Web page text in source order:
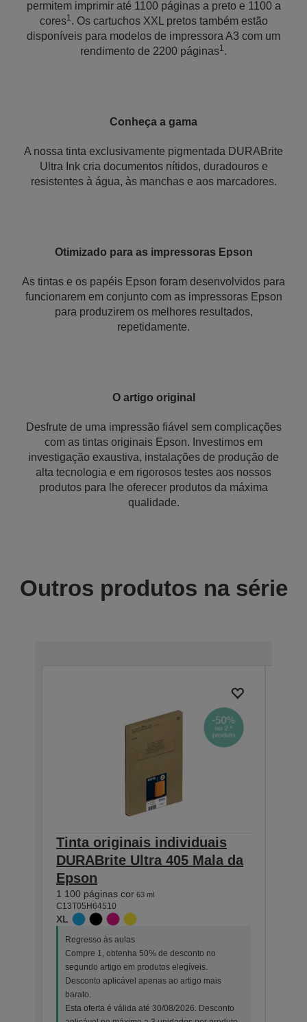
permitem imprimir até 1100 páginas a preto e 1100 a
cores1. Os cartuchos XXL pretos também estão
disponíveis para modelos de impressora A3 com um
rendimento de 2200 páginas1.
Conheça a gama
A nossa tinta exclusivamente pigmentada DURABrite
Ultra Ink cria documentos nítidos, duradouros e
resistentes à água, às manchas e aos marcadores.
Otimizado para as impressoras Epson
As tintas e os papéis Epson foram desenvolvidos para
funcionarem em conjunto com as impressoras Epson
para produzirem os melhores resultados,
repetidamente.
O artigo original
Desfrute de uma impressão fiável sem complicações
com as tintas originais Epson. Investimos em
investigação exaustiva, instalações de produção de
alta tecnologia e em rigorosos testes aos nossos
produtos para lhe oferecer produtos da máxima
qualidade.
Outros produtos na série
Tinta originais individuais
DURABrite Ultra 405 Mala da
Epson
1 100 páginas cor 63 ml
C13T05H64510
XL
Regresso às aulas
Compre 1, obtenha 50% de desconto no
segundo artigo em produtos elegíveis.
Desconto aplicável apenas ao artigo mais
barato.
Esta oferta é válida até 30/08/2026. Desconto